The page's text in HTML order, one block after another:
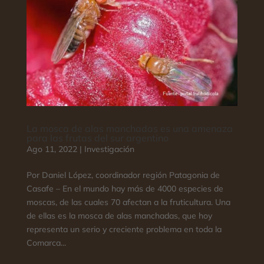
Ago 11, 2022| Investigación
Por Daniel López, coordinador región Patagonia de
Casafe – En el mundo hay más de 4000 especies de
moscas, de las cuales 70 afectan a la fruticultura. Una
de ellas es la mosca de alas manchadas, que hoy
representa un serio y creciente problema en toda la
Comarca...